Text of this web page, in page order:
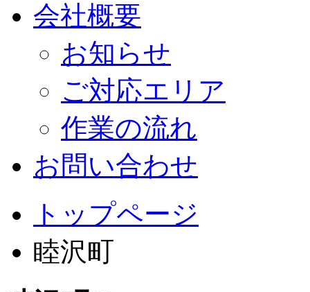
会社概要
お知らせ
ご対応エリア
作業の流れ
お問い合わせ
トップページ
睦沢町